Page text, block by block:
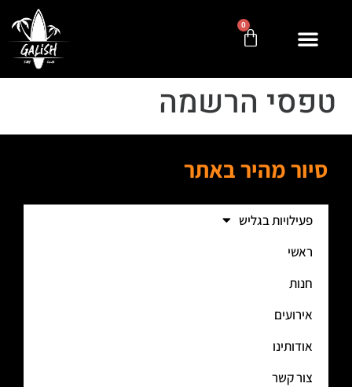
0
טפסי הרשמה
סיור מהיר באתר
פעילויות בגליש
ראשי
חנות
אירועים
אודותינו
צור קשר